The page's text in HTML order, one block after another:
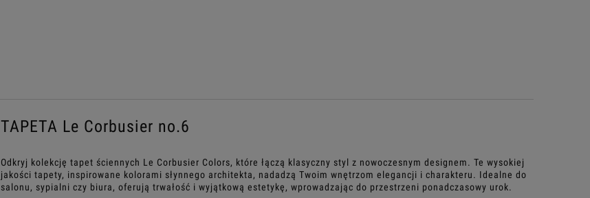
TAPETA Le Corbusier no.6
Odkryj kolekcję tapet ściennych Le Corbusier Colors, które łączą klasyczny styl z nowoczesnym designem. Te wysokiej
jakości tapety, inspirowane kolorami słynnego architekta, nadadzą Twoim wnętrzom elegancji i charakteru. Idealne do
salonu, sypialni czy biura, oferują trwałość i wyjątkową estetykę, wprowadzając do przestrzeni ponadczasowy urok.